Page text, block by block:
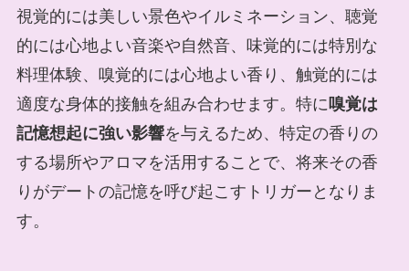
視覚的には美しい景色やイルミネーション、聴覚
的には心地よい音楽や自然音、味覚的には特別な
料理体験、嗅覚的には心地よい香り、触覚的には
適度な身体的接触を組み合わせます。特に嗅覚は
記憶想起に強い影響を与えるため、特定の香りの
する場所やアロマを活用することで、将来その香
りがデートの記憶を呼び起こすトリガーとなりま
す。